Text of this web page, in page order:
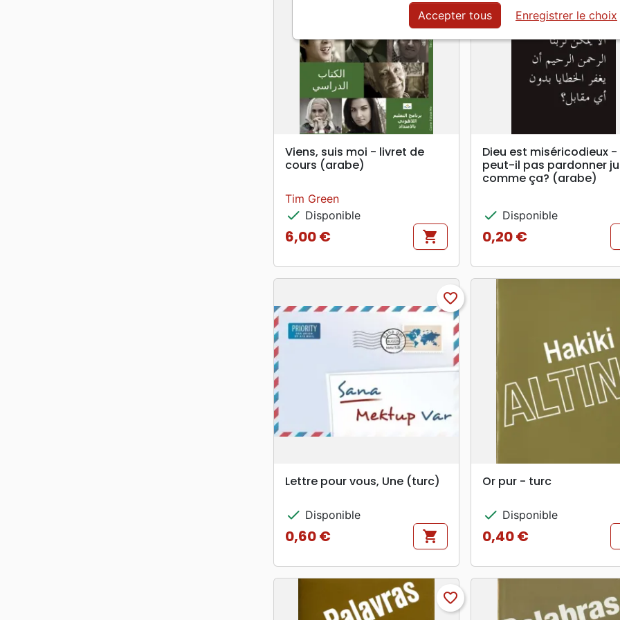
search APERÇU RAPIDE
Viens, suis moi - livret de
cours (arabe)
Tim Green
check Disponible
Prix
6,00 € shopping_cart
search APERÇU RAPIDE
Dieu est miséricodieux -
peut-il pas pardonner
comme ça? (arabe)
check Disponible
Prix
0,20 €
search APERÇU RAPIDE
favorite_border
Lettre pour vous, Une (turc)
check Disponible
Prix
0,60 € shopping_cart
search APERÇU RAPIDE
Or pur - turc
check Disponible
Prix
0,40 €
favorite_border
Accepter tous Enregistrer le choix